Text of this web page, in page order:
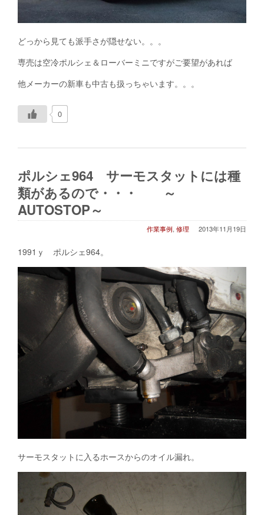
どっから見ても派手さが隠せない。。。
専売は空冷ポルシェ＆ローバーミニですがご要望があれば
他メーカーの新車も中古も扱っちゃいます。。。
0
ポルシェ964 サーモスタットには種
類があるので・・・ ～
AUTOSTOP～
2013年11月19日
作業事例, 修理
1991ｙ ポルシェ964。
サーモスタットに入るホースからのオイル漏れ。